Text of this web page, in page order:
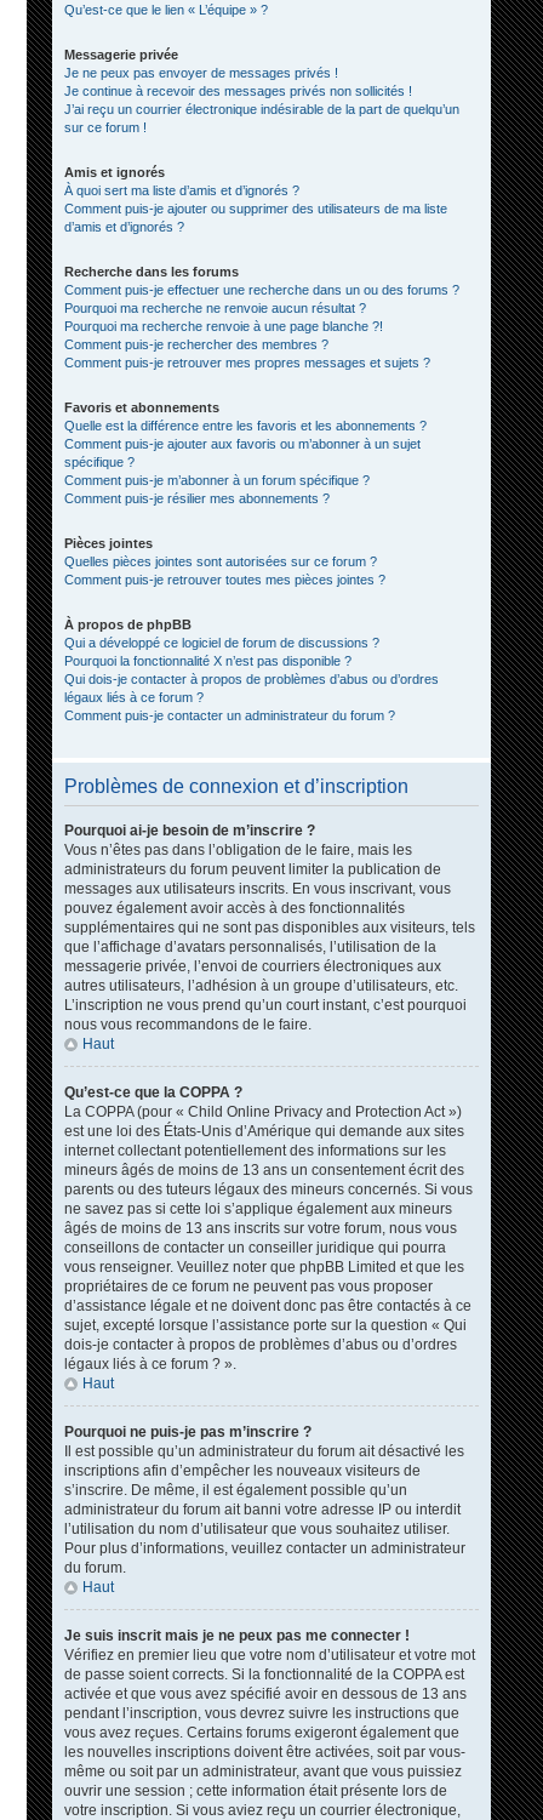
Qu’est-ce que le lien « L’équipe » ?
Messagerie privée
Je ne peux pas envoyer de messages privés !
Je continue à recevoir des messages privés non sollicités !
J’ai reçu un courrier électronique indésirable de la part de quelqu’un
sur ce forum !
Amis et ignorés
À quoi sert ma liste d’amis et d’ignorés ?
Comment puis-je ajouter ou supprimer des utilisateurs de ma liste
d’amis et d’ignorés ?
Recherche dans les forums
Comment puis-je effectuer une recherche dans un ou des forums ?
Pourquoi ma recherche ne renvoie aucun résultat ?
Pourquoi ma recherche renvoie à une page blanche ?!
Comment puis-je rechercher des membres ?
Comment puis-je retrouver mes propres messages et sujets ?
Favoris et abonnements
Quelle est la différence entre les favoris et les abonnements ?
Comment puis-je ajouter aux favoris ou m’abonner à un sujet
spécifique ?
Comment puis-je m’abonner à un forum spécifique ?
Comment puis-je résilier mes abonnements ?
Pièces jointes
Quelles pièces jointes sont autorisées sur ce forum ?
Comment puis-je retrouver toutes mes pièces jointes ?
À propos de phpBB
Qui a développé ce logiciel de forum de discussions ?
Pourquoi la fonctionnalité X n’est pas disponible ?
Qui dois-je contacter à propos de problèmes d’abus ou d’ordres
légaux liés à ce forum ?
Comment puis-je contacter un administrateur du forum ?
Problèmes de connexion et d’inscription
Pourquoi ai-je besoin de m’inscrire ?
Vous n’êtes pas dans l’obligation de le faire, mais les
administrateurs du forum peuvent limiter la publication de
messages aux utilisateurs inscrits. En vous inscrivant, vous
pouvez également avoir accès à des fonctionnalités
supplémentaires qui ne sont pas disponibles aux visiteurs, tels
que l’affichage d’avatars personnalisés, l’utilisation de la
messagerie privée, l’envoi de courriers électroniques aux
autres utilisateurs, l’adhésion à un groupe d’utilisateurs, etc.
L’inscription ne vous prend qu’un court instant, c’est pourquoi
nous vous recommandons de le faire.
Haut
Qu’est-ce que la COPPA ?
La COPPA (pour « Child Online Privacy and Protection Act »)
est une loi des États-Unis d’Amérique qui demande aux sites
internet collectant potentiellement des informations sur les
mineurs âgés de moins de 13 ans un consentement écrit des
parents ou des tuteurs légaux des mineurs concernés. Si vous
ne savez pas si cette loi s’applique également aux mineurs
âgés de moins de 13 ans inscrits sur votre forum, nous vous
conseillons de contacter un conseiller juridique qui pourra
vous renseigner. Veuillez noter que phpBB Limited et que les
propriétaires de ce forum ne peuvent pas vous proposer
d’assistance légale et ne doivent donc pas être contactés à ce
sujet, excepté lorsque l’assistance porte sur la question « Qui
dois-je contacter à propos de problèmes d’abus ou d’ordres
légaux liés à ce forum ? ».
Haut
Pourquoi ne puis-je pas m’inscrire ?
Il est possible qu’un administrateur du forum ait désactivé les
inscriptions afin d’empêcher les nouveaux visiteurs de
s’inscrire. De même, il est également possible qu’un
administrateur du forum ait banni votre adresse IP ou interdit
l’utilisation du nom d’utilisateur que vous souhaitez utiliser.
Pour plus d’informations, veuillez contacter un administrateur
du forum.
Haut
Je suis inscrit mais je ne peux pas me connecter !
Vérifiez en premier lieu que votre nom d’utilisateur et votre mot
de passe soient corrects. Si la fonctionnalité de la COPPA est
activée et que vous avez spécifié avoir en dessous de 13 ans
pendant l’inscription, vous devrez suivre les instructions que
vous avez reçues. Certains forums exigeront également que
les nouvelles inscriptions doivent être activées, soit par vous-
même ou soit par un administrateur, avant que vous puissiez
ouvrir une session ; cette information était présente lors de
votre inscription. Si vous aviez reçu un courrier électronique,